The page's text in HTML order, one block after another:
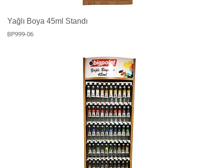
Yağlı Boya 45ml Standı
BP999-06